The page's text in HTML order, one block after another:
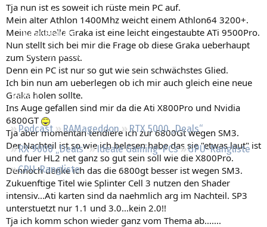
Empfohlene Inhalte
Neue Beiträge
Neueste Aktivitäten
Leserartikel
Regeln
Podcast RAMageddon
RTX 5000 „Deals“
RX 9000 „Deals“
Ideale Gaming-PCs
GPU-Rangliste
CPU-Rangliste
Tja nun ist es soweit ich rüste mein PC auf.
Mein alter Athlon 1400Mhz weicht einem Athlon64 3200+.
Meine aktuelle Graka ist eine leicht eingestaubte ATi 9500Pro.
Nun stellt sich bei mir die Frage ob diese Graka ueberhaupt
zum System passt.
Denn ein PC ist nur so gut wie sein schwächstes Glied.
Ich bin nun am ueberlegen ob ich mir auch gleich eine neue
Graka holen sollte.
Ins Auge gefallen sind mir da die Ati X800Pro und Nvidia
6800GT
Tja aber momentan tendiere ich zur 6800Gt wegen SM3.
Der Nachteil ist so wie ich belesen habe das sie "etwas laut" ist
und fuer HL2 net ganz so gut sein soll wie die X800Pro.
Dennoch denke ich das die 6800gt besser ist wegen SM3.
Zukuenftige Titel wie Splinter Cell 3 nutzen den Shader
intensiv...Ati karten sind da naehmlich arg im Nachteil. SP3
unterstuetzt nur 1.1 und 3.0...kein 2.0!!
Tja ich komm schon wieder ganz vom Thema ab.......